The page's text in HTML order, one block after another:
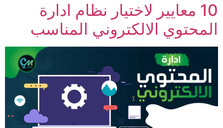
10 معايير لاختيار نظام ادارة
المحتوي الالكتروني المناسب